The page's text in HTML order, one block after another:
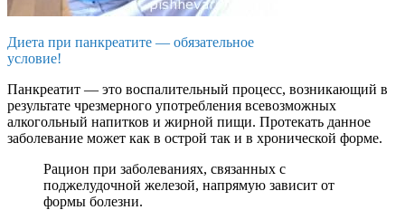
Диета при панкреатите — обязательное
условие!
Панкреатит — это воспалительный процесс, возникающий в
результате чрезмерного употребления всевозможных
алкогольный напитков и жирной пищи. Протекать данное
заболевание может как в острой так и в хронической форме.
Рацион при заболеваниях, связанных с
поджелудочной железой, напрямую зависит от
формы болезни.